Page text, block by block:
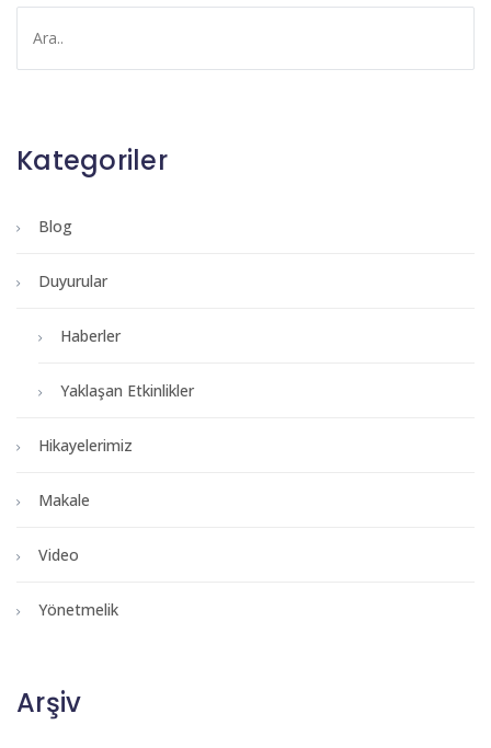
Kategoriler
Blog
Duyurular
Haberler
Yaklaşan Etkinlikler
Hikayelerimiz
Makale
Video
Yönetmelik
Arşiv